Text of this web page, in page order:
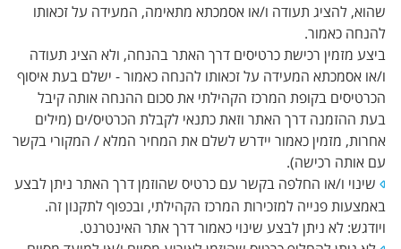
שהוא, להציג תעודה ו/או אסמכתא מתאימה, המעידה על זכאותו
להנחה כאמור.
ביצע מזמין רכישת כרטיסים דרך האתר בהנחה, ולא הציג תעודה
ו/או אסמכתא המעידה על זכאותו להנחה כאמור - ישלם בעת איסוף
הכרטיסים בקופת המרכז הקהילתי את סכום ההנחה אותה קיבל
בעת ההזמנה דרך האתר וזאת כתנאי לקבלת הכרטיס/ים (מילים
אחרות, מזמין כאמור יידרש לשלם את המחיר המלא / המקורי בקשר
עם אותה רכישה).
שינוי ו/או החלפה בקשר עם כרטיס שהוזמן דרך האתר ניתן לבצע
באמצעות פנייה למזכירות המרכז הקהילתי, ובכפוף לתקנון זה.
ויודגש: לא ניתן לבצע שינוי כאמור דרך אתר האינטרנט.